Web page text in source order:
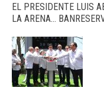
EL PRESIDENTE LUIS
LA ARENA…